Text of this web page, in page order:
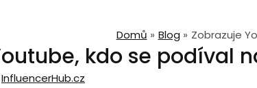
Domů Blog Zobrazuje
kdo se podíval
InfluencerHub.cz